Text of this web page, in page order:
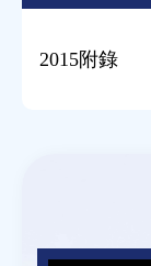
2015附錄